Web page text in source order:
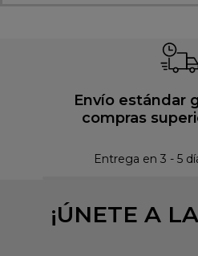
Envío estándar
compras
Entrega en 3 - 5
¡ÚNETE A